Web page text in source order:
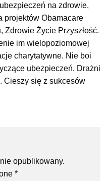
na zdrowie,
projektów Obamacare
Zdrowie Życie Przyszłość.
im wielopoziomowej
charytatywne. Nie boi
ubezpieczeń. Drażni
Cieszy się z sukcesów
opublikowany.
*